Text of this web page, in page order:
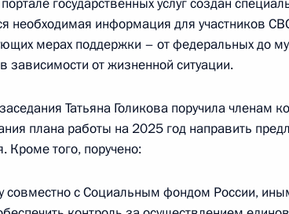
года, 13:00
по вопросам социально-экономического
РФ
необходимая информация для участников
мерах поддержки – от федеральных до
зависимости от жизненной ситуации.
Татьяна Голикова поручила членам
плана работы на 2025 год направить
Кроме того, поручено:
совместно с Социальным фондом России,